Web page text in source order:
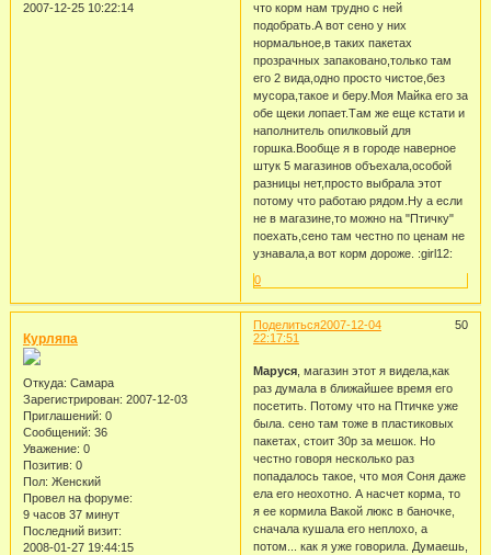
2007-12-25 10:22:14
что корм нам трудно с ней
подобрать.А вот сено у них
нормальное,в таких пакетах
прозрачных запаковано,только там
его 2 вида,одно просто чистое,без
мусора,такое и беру.Моя Майка его за
обе щеки лопает.Там же еще кстати и
наполнитель опилковый для
горшка.Вообще я в городе наверное
штук 5 магазинов объехала,особой
разницы нет,просто выбрала этот
потому что работаю рядом.Ну а если
не в магазине,то можно на "Птичку"
поехать,сено там честно по ценам не
узнавала,а вот корм дороже. :girl12:
0
Поделиться 50
2007-12-04
22:17:51
Курляпа
Откуда: Самара
Зарегистрирован: 2007-12-03
Приглашений: 0
Сообщений: 36
Уважение: 0
Позитив: 0
Пол: Женский
Провел на форуме:
9 часов 37 минут
Последний визит:
2008-01-27 19:44:15
Маруся, магазин этот я видела,как
раз думала в ближайшее время его
посетить. Потому что на Птичке уже
была. сено там тоже в пластиковых
пакетах, стоит 30р за мешок. Но
честно говоря несколько раз
попадалось такое, что моя Соня даже
ела его неохотно. А насчет корма, то
я ее кормила Вакой люкс в баночке,
сначала кушала его неплохо, а
потом... как я уже говорила. Думаешь,